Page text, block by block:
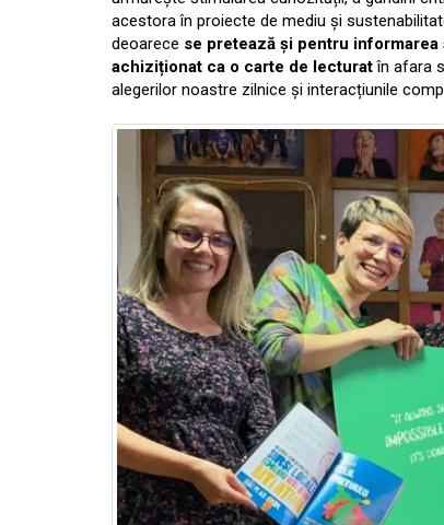
acestora în proiecte de mediu și
deoarece se pretează și pentru
achiziționat ca o carte de lecturatîn afara
alegerilor noastre zilnice și interacțiunile